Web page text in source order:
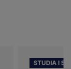
STUDIA I